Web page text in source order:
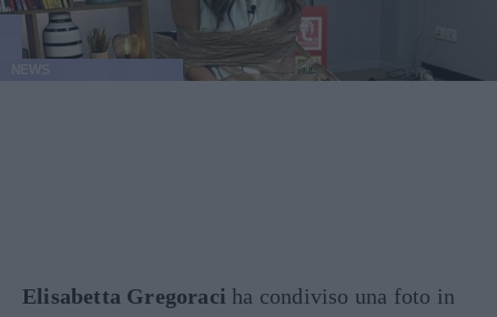
Elisabetta Gregoraci ha condiviso una foto in